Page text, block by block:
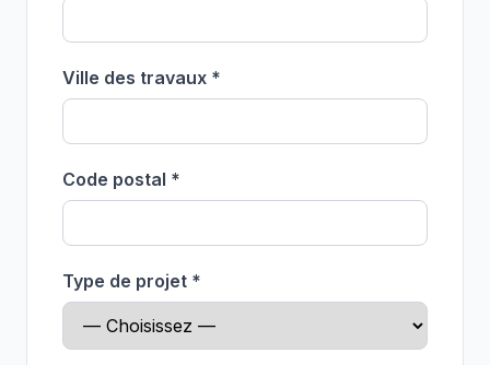
Ville des travaux *
Code postal *
Type de projet *